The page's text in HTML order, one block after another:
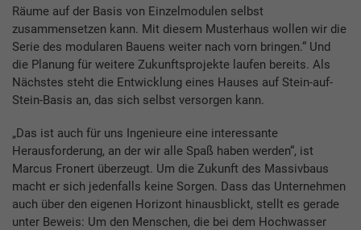
Räume auf der Basis von Einzelmodulen selbst
zusammensetzen kann. Mit diesem Musterhaus wollen wir die
Serie des modularen Bauens weiter nach vorn bringen.“ Und
die Planung für weitere Zukunftsprojekte laufen bereits. Als
Nächstes steht die Entwicklung eines Hauses auf Stein-auf-
Stein-Basis an, das sich selbst versorgen kann.
„Das ist auch für uns Ingenieure eine interessante
Herausforderung, an der wir alle Spaß haben werden“, ist
Marcus Fronert überzeugt. Um die Zukunft des Massivbaus
macht er sich jedenfalls keine Sorgen. Dass das Unternehmen
auch über den eigenen Horizont hinausblickt, stellt es gerade
unter Beweis: Um den Menschen, die bei dem Hochwasser